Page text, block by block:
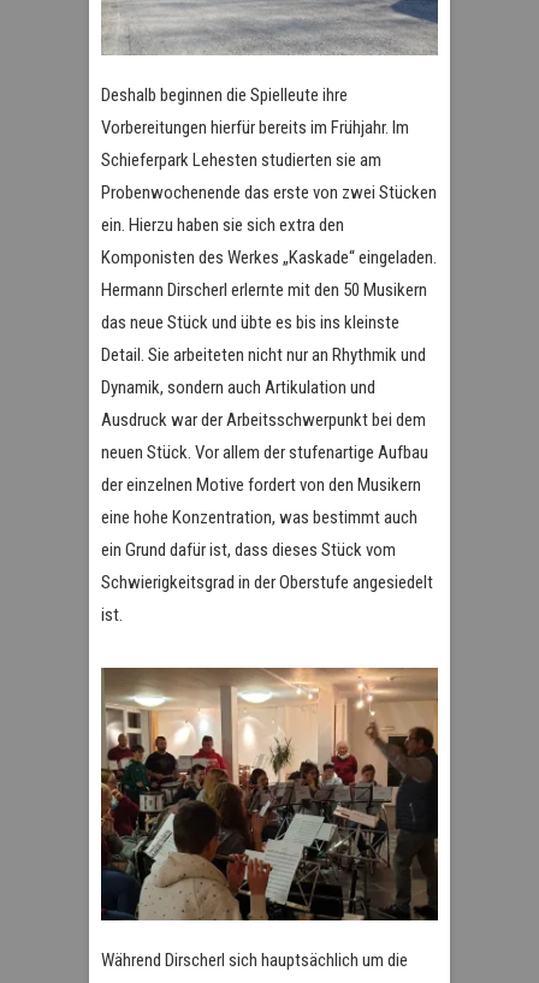
Deshalb beginnen die Spielleute ihre
Vorbereitungen hierfür bereits im Frühjahr. Im
Schieferpark Lehesten studierten sie am
Probenwochenende das erste von zwei Stücken
ein. Hierzu haben sie sich extra den
Komponisten des Werkes „Kaskade“ eingeladen.
Hermann Dirscherl erlernte mit den 50 Musikern
das neue Stück und übte es bis ins kleinste
Detail. Sie arbeiteten nicht nur an Rhythmik und
Dynamik, sondern auch Artikulation und
Ausdruck war der Arbeitsschwerpunkt bei dem
neuen Stück. Vor allem der stufenartige Aufbau
der einzelnen Motive fordert von den Musikern
eine hohe Konzentration, was bestimmt auch
ein Grund dafür ist, dass dieses Stück vom
Schwierigkeitsgrad in der Oberstufe angesiedelt
ist.
Während Dirscherl sich hauptsächlich um die